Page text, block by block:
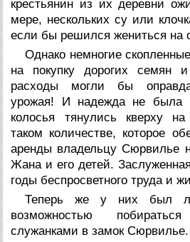
крестьянин из их деревни
мере, нескольких су или
если бы решился жениться на
Однако немногие
на покупку дорогих семян
расходы могли бы
урожая! И надежда не была
колосья тянулись кверху
таком количестве, которое
аренды владельцу Сюрвилье
Жана и его детей.
годы беспросветного труда и
Теперь же у них был
возможностью
служанками в замок Сюрвилье.